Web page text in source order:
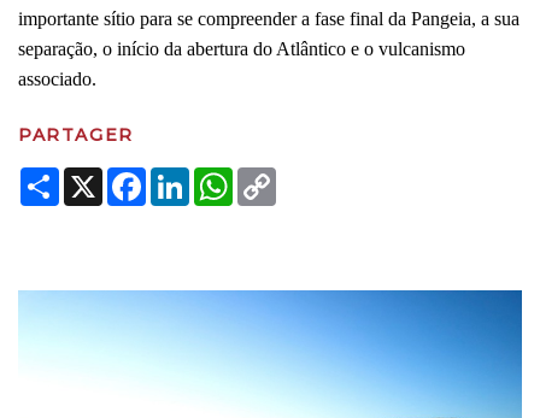
importante sítio para se compreender a fase final da Pangeia, a sua
separação, o início da abertura do Atlântico e o vulcanismo
associado.
PARTAGER
Share
X Facebook
LinkedInWhatsApp